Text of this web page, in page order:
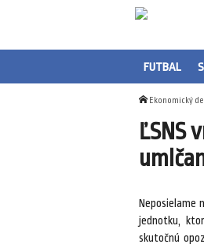
FUTBAL
Ekonomický
ĽSNS
Neposielame
jednotku,
skutočnú